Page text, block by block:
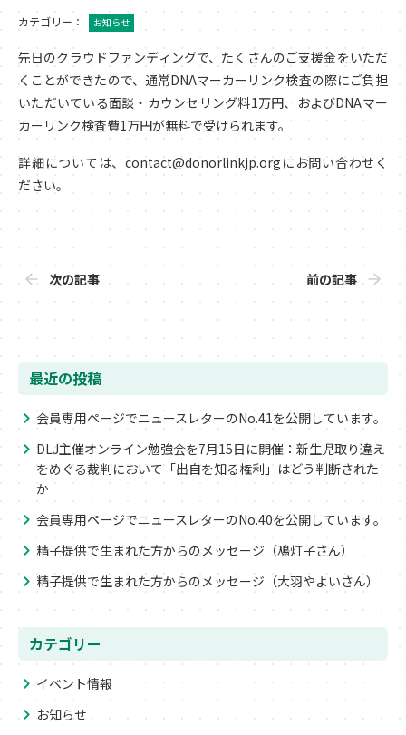
カテゴリー： お知らせ
先日のクラウドファンディングで、たくさんのご支援金をいただ
くことができたので、通常DNAマーカーリンク検査の際にご負担
いただいている面談・カウンセリング料1万円、およびDNAマー
カーリンク検査費1万円が無料で受けられます。
詳細については、contact@donorlinkjp.orgにお問い合わせく
ださい。
次の記事 前の記事
最近の投稿
会員専用ページでニュースレターのNo.41を公開しています。
DLJ主催オンライン勉強会を7月15日に開催：新生児取り違え
をめぐる裁判において「出自を知る権利」はどう判断された
か
会員専用ページでニュースレターのNo.40を公開しています。
精子提供で生まれた方からのメッセージ（鳰灯子さん）
精子提供で生まれた方からのメッセージ（大羽やよいさん）
カテゴリー
イベント情報
お知らせ